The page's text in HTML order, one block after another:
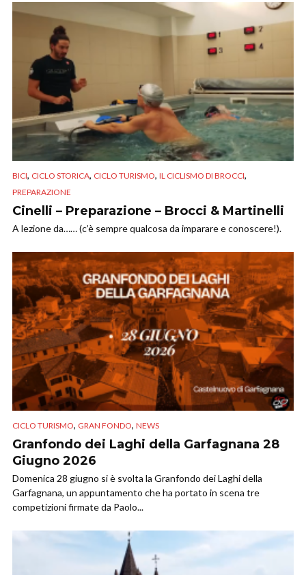
BICI, CICLO STORICA, CICLO TURISMO, IL CICLISMO DI BROCCI,
PREPARAZIONE
Cinelli – Preparazione – Brocci & Martinelli
A lezione da…… (c’è sempre qualcosa da imparare e conoscere!).
CICLO TURISMO, GRAN FONDO, NEWS
Granfondo dei Laghi della Garfagnana 28
Giugno 2026
Domenica 28 giugno si è svolta la Granfondo dei Laghi della
Garfagnana, un appuntamento che ha portato in scena tre
competizioni firmate da Paolo...